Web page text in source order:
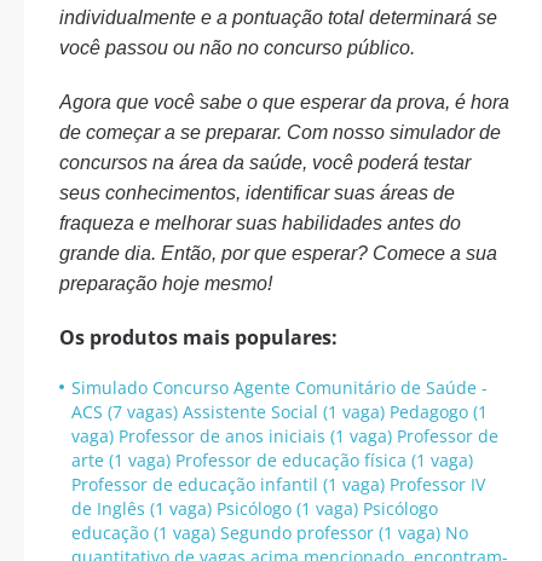
individualmente e a pontuação total determinará se
você passou ou não no concurso público.
Agora que você sabe o que esperar da prova, é hora
de começar a se preparar. Com nosso simulador de
concursos na área da saúde, você poderá testar
seus conhecimentos, identificar suas áreas de
fraqueza e melhorar suas habilidades antes do
grande dia. Então, por que esperar? Comece a sua
preparação hoje mesmo!
Os produtos mais populares:
Simulado Concurso Agente Comunitário de Saúde -
ACS (7 vagas) Assistente Social (1 vaga) Pedagogo (1
vaga) Professor de anos iniciais (1 vaga) Professor de
arte (1 vaga) Professor de educação física (1 vaga)
Professor de educação infantil (1 vaga) Professor IV
de Inglês (1 vaga) Psicólogo (1 vaga) Psicólogo
educação (1 vaga) Segundo professor (1 vaga) No